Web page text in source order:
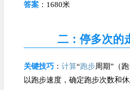
答案：1680米
二：停多次的
关键技巧： 计算“跑步周期”（
以跑步速度，确定跑步次数和休